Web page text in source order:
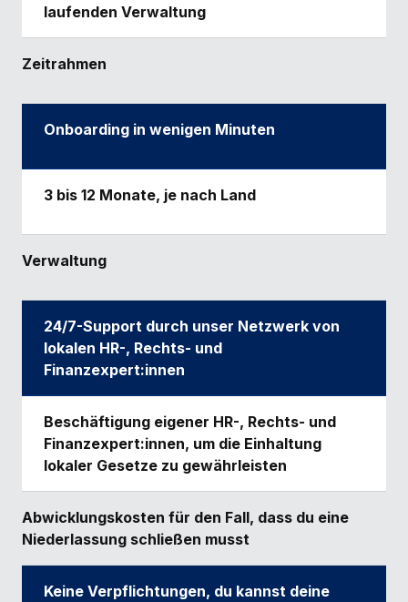
laufenden Verwaltung
Zeitrahmen
Onboarding in wenigen Minuten
3 bis 12 Monate, je nach Land
Verwaltung
24/7-Support durch unser Netzwerk von
lokalen HR-, Rechts- und
Finanzexpert:innen
Beschäftigung eigener HR-, Rechts- und
Finanzexpert:innen, um die Einhaltung
lokaler Gesetze zu gewährleisten
Abwicklungskosten für den Fall, dass du eine
Niederlassung schließen musst
Keine Verpflichtungen, du kannst deine